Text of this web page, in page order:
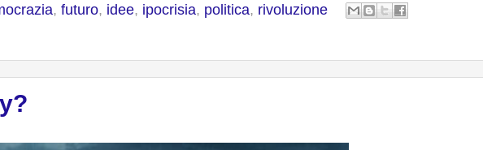
, futuro, idee, ipocrisia, politica, rivoluzione